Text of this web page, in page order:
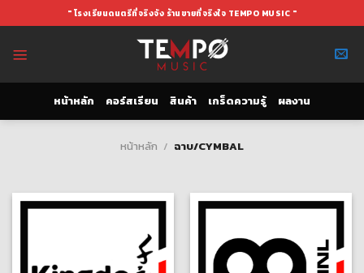
to
" โรงเรียนดนตรีที่จริงจัง ร้านขายที่จริงใจ TEMPO MUSIC "
หน้าหลัก คอร์สเรียน สินค้า เกร็ดความรู้ ผลงาน
หน้าหลัก / ฉาบ/CYMBAL